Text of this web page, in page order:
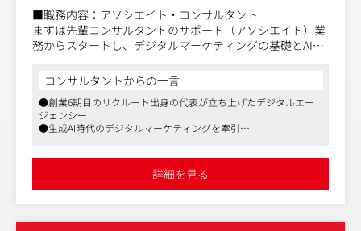
■職務内容：アソシエイト・コンサルタント
まずは先輩コンサルタントのサポート（アソシエイト）業
務からスタートし、デジタルマーケティングの基礎とAI検
【具体的には】
①分析業務
事業成長を成し遂げる筋の良い戦略を立案するために、必
要な分析を行います。自社・競合・市場の3C分析を中心
多角的な分析を行います。
コンサルタントからの一言
●創業6期目のリクルート出身の代表が立ち上げたデジタルエー
ジェンシー
●生成AI時代のデジタルマーケティングを牽引
詳細を見る